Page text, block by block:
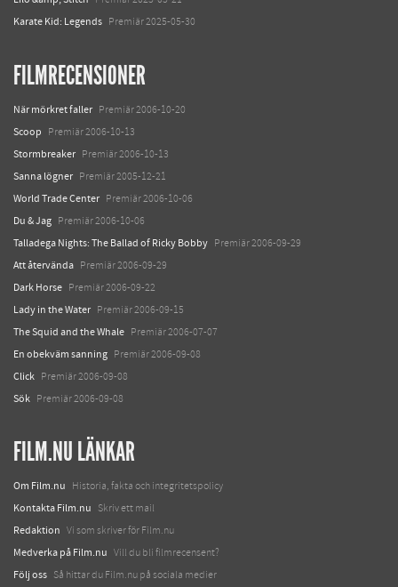
Karate Kid: Legends Premiär 2025-05-30
FILMRECENSIONER
När mörkret faller Premiär 2006-10-20
Scoop Premiär 2006-10-13
Stormbreaker Premiär 2006-10-13
Sanna lögner Premiär 2005-12-21
World Trade Center Premiär 2006-10-06
Du & Jag Premiär 2006-10-06
Talladega Nights: The Ballad of Ricky Bobby Premiär 2006-09-29
Att återvända Premiär 2006-09-29
Dark Horse Premiär 2006-09-22
Lady in the Water Premiär 2006-09-15
The Squid and the Whale Premiär 2006-07-07
En obekväm sanning Premiär 2006-09-08
Click Premiär 2006-09-08
Sök Premiär 2006-09-08
FILM.NU LÄNKAR
Om Film.nu Historia, fakta och integritetspolicy
Kontakta Film.nu Skriv ett mail
Redaktion Vi som skriver för Film.nu
Medverka på Film.nu Vill du bli filmrecensent?
Följ oss Så hittar du Film.nu på sociala medier